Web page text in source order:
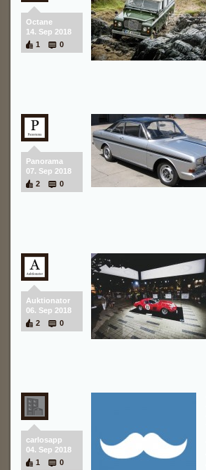
Octane
14. Sep 2018
1
0
Panorama
07. Sep 2018
2
0
Auktionator
06. Sep 2018
2
0
carlosapp
04. Sep 2018
1
0